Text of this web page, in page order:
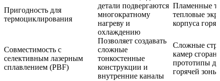
Пригодность для
термоциклирования
детали подвергаются
многократному
нагреву и
охлаждению
Пламенные
тепловые
корпуса
Совместимость с
селективным лазерным
сплавлением (PBF)
Позволяет создавать
сложные
тонкостенные
конструкции и
внутренние каналы
Сложные
камер
прототипы
горячей зоны